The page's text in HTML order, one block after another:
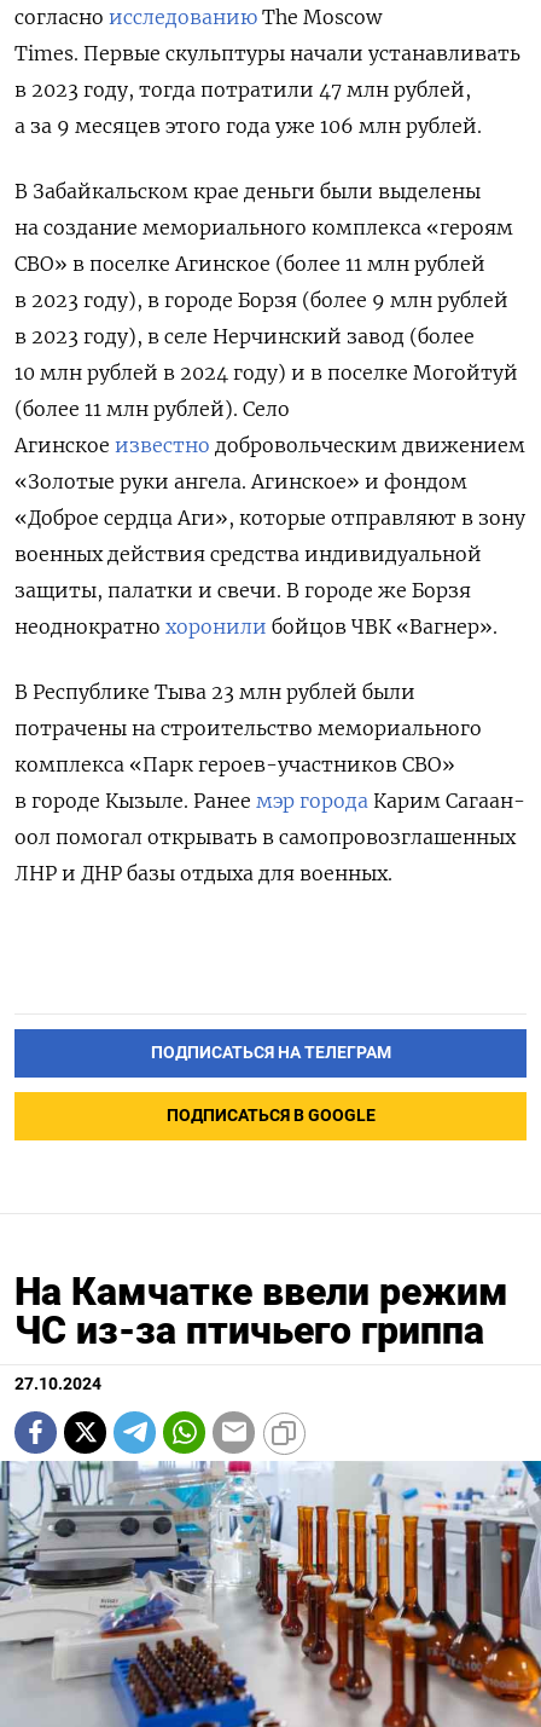
согласно исследованию The Moscow
Times. Первые скульптуры начали устанавливать
в 2023 году, тогда потратили 47 млн рублей,
а за 9 месяцев этого года уже 106 млн рублей.
В Забайкальском крае деньги были выделены
на создание мемориального комплекса «героям
СВО» в поселке Агинское (более 11 млн рублей
в 2023 году), в городе Борзя (более 9 млн рублей
в 2023 году), в селе Нерчинский завод (более
10 млн рублей в 2024 году) и в поселке Могойтуй
(более 11 млн рублей). Село
Агинское известно добровольческим движением
«Золотые руки ангела. Агинское» и фондом
«Доброе сердца Аги», которые отправляют в зону
военных действия средства индивидуальной
защиты, палатки и свечи. В городе же Борзя
неоднократно хоронили бойцов ЧВК «Вагнер».
В Республике Тыва 23 млн рублей были
потрачены на строительство мемориального
комплекса «Парк героев-участников СВО»
в городе Кызыле. Ранее мэр города Карим Сагаан-
оол помогал открывать в самопровозглашенных
ЛНР и ДНР базы отдыха для военных.
ПОДПИСАТЬСЯ НА ТЕЛЕГРАМ
ПОДПИСАТЬСЯ В GOOGLE
На Камчатке ввели режим
ЧС из-за птичьего гриппа
27.10.2024